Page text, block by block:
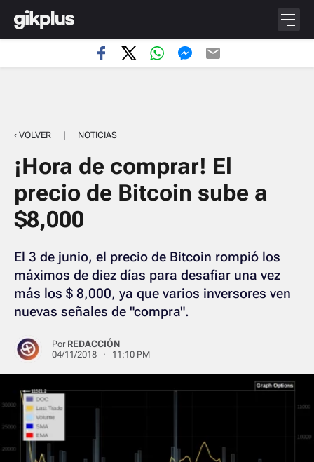
‹ VOLVER | NOTICIAS
¡Hora de comprar! El
precio de Bitcoin sube a
$8,000
El 3 de junio, el precio de Bitcoin rompió los
máximos de diez días para desafiar una vez
más los $ 8,000, ya que varios inversores ven
nuevas señales de "compra".
Por REDACCIÓN
04/11/2018 · 11:10 PM